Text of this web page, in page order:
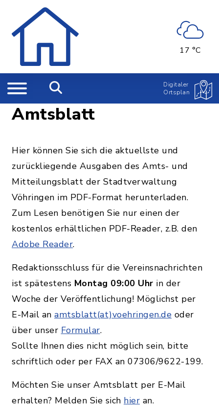
17 °C
Digitaler
Ortsplan
Amtsblatt
Hier können Sie sich die aktuellste und
zurückliegende Ausgaben des Amts- und
Mitteilungsblatt der Stadtverwaltung
Vöhringen im PDF-Format herunterladen.
Zum Lesen benötigen Sie nur einen der
kostenlos erhältlichen PDF-Reader, z.B. den
Adobe Reader.
Redaktionsschluss für die Vereinsnachrichten
ist spätestens Montag 09:00 Uhr in der
Woche der Veröffentlichung! Möglichst per
E-Mail an amtsblatt(at)voehringen.de oder
über unser Formular.
Sollte Ihnen dies nicht möglich sein, bitte
schriftlich oder per FAX an 07306/9622-199.
Möchten Sie unser Amtsblatt per E-Mail
erhalten? Melden Sie sich hier an.